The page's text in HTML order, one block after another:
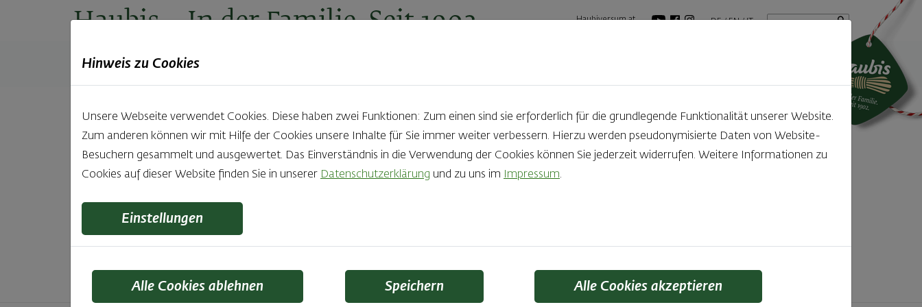
Haubis– In der Familie. Seit 1902. Haubiversum.at DE EN IT Suchbegriff
Produkte Backstuben
Unsere Produkte aus der Backstube entdecken
Hinweis zu Cookies
Unsere Webseite verwendet Cookies. Diese haben zwei Funktionen: Zum einen sind sie erforderlich für die grundlegende Funktionalität unserer Website.
Zum anderen können wir mit Hilfe der Cookies unsere Inhalte für Sie immer weiter verbessern. Hierzu werden pseudonymisierte Daten von Website-
Besuchern gesammelt und ausgewertet. Das Einverständnis in die Verwendung der Cookies können Sie jederzeit widerrufen. Weitere Informationen zu
Cookies auf dieser Website finden Sie in unserer Datenschutzerklärung und zu uns im Impressum.
Einstellungen
Alle Cookies ablehnen Speichern Alle Cookies akzeptieren